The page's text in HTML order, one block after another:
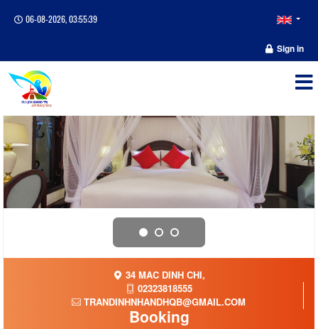
06-08-2026, 03:55:39
Sign in
34 MAC DINH CHI,
02323818555
TRANDINHNHANDHQB@GMAIL.COM
Booking